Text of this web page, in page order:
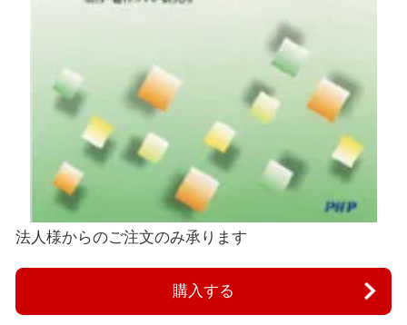
法人様からのご注文のみ承ります
購入する